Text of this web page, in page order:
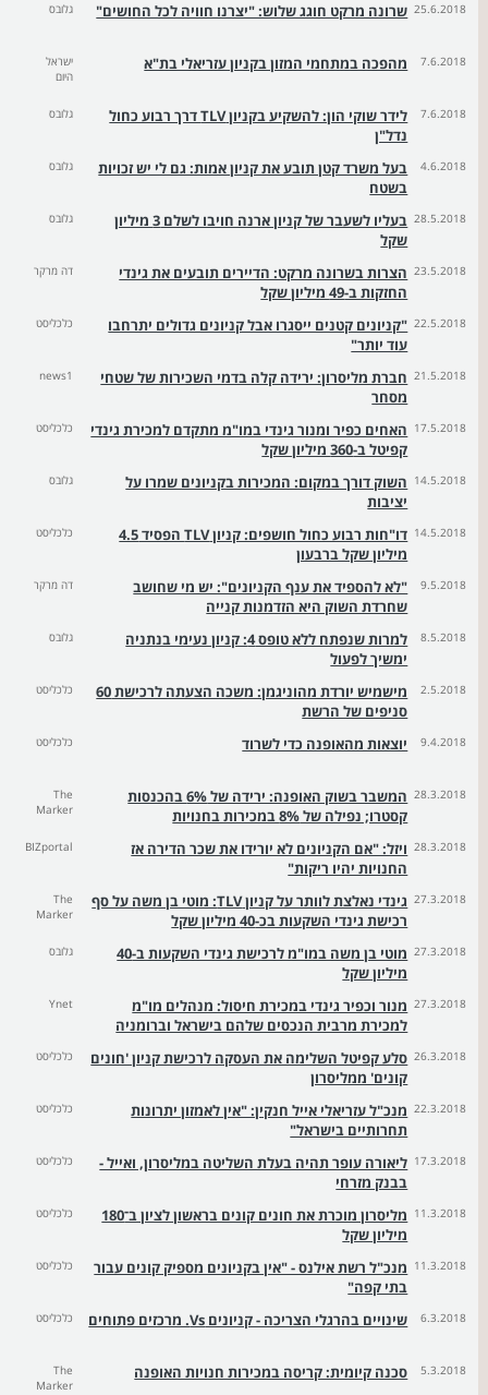
25.6.2018 שרונה מרקט חוגג שלוש: "יצרנו חוויה לכל החושים" גלובס
7.6.2018 מהפכה במתחמי המזון בקניון עזריאלי בת"א
ישראל
היום
7.6.2018
לידר שוקי הון: להשקיע בקניון TLV דרך רבוע כחול
נדל"ן
גלובס
4.6.2018
בעל משרד קטן תובע את קניון אמות: גם לי יש זכויות
בשטח
גלובס
28.5.2018
בעליו לשעבר של קניון ארנה חויבו לשלם 3 מיליון
שקל
גלובס
23.5.2018 הצרות בשרונה מרקט: הדיירים תובעים את גינדי
החזקות ב-49 מיליון שקל
דה מרקר
22.5.2018 "קניונים קטנים ייסגרו אבל קניונים גדולים יתרחבו
עוד יותר"
כלכליסט
21.5.2018 חברת מליסרון: ירידה קלה בדמי השכירות של שטחי
מסחר
news1
17.5.2018 האחים כפיר ומנור גינדי במו"מ מתקדם למכירת גינדי
קפיטל ב-360 מיליון שקל
כלכליסט
14.5.2018 השוק דורך במקום: המכירות בקניונים שמרו על
יציבות
גלובס
14.5.2018
דו"חות רבוע כחול חושפים: קניון TLV הפסיד 4.5
מיליון שקל ברבעון
כלכליסט
9.5.2018
"לא להספיד את ענף הקניונים": יש מי שחושב
שחרדת השוק היא הזדמנות קנייה
דה מרקר
8.5.2018
למרות שנפתח ללא טופס 4: קניון נעימי בנתניה
ימשיך לפעול
גלובס
2.5.2018
מישמיש יורדת מהוניגמן: משכה הצעתה לרכישת 60
סניפים של הרשת
כלכליסט
9.4.2018 יוצאות מהאופנה כדי לשרוד כלכליסט
28.3.2018
המשבר בשוק האופנה: ירידה של 6% בהכנסות
קסטרו; נפילה של 8% במכירות בחנויות
The
Marker
28.3.2018 ויזל: "אם הקניונים לא יורידו את שכר הדירה אז
החנויות יהיו ריקות"
BIZportal
27.3.2018
גינדי נאלצת לוותר על קניון TLV: מוטי בן משה על סף
רכישת גינדי השקעות בכ-40 מיליון שקל
The
Marker
27.3.2018
מוטי בן משה במו"מ לרכישת גינדי השקעות ב-40
מיליון שקל
גלובס
27.3.2018 מנור וכפיר גינדי במכירת חיסול: מנהלים מו"מ
למכירת מרבית הנכסים שלהם בישראל וברומניה
Ynet
26.3.2018 סלע קפיטל השלימה את העסקה לרכישת קניון 'חונים
קונים' ממליסרון
כלכליסט
22.3.2018 מנכ"ל עזריאלי אייל חנקין: "אין לאמזון יתרונות
תחרותיים בישראל"
כלכליסט
17.3.2018 ליאורה עופר תהיה בעלת השליטה במליסרון, ואייל -
בבנק מזרחי
כלכליסט
11.3.2018
מליסרון מוכרת את חונים קונים בראשון לציון ב־180
מיליון שקל
כלכליסט
11.3.2018 מנכ"ל רשת אילנס - "אין בקניונים מספיק קונים עבור
בתי קפה"
כלכליסט
6.3.2018 שינויים בהרגלי הצריכה - קניונים Vs. מרכזים פתוחים כלכליסט
5.3.2018 סכנה קיומית: קריסה במכירות חנויות האופנה
The
Marker